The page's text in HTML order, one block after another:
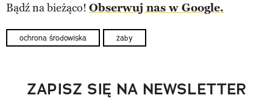
Bądź na bieżąco! Obserwuj nas w Google.
ochrona środowiska żaby
ZAPISZ SIĘ NA NEWSLETTER